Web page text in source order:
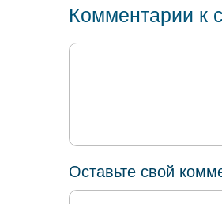
Комментарии к
Оставьте свой